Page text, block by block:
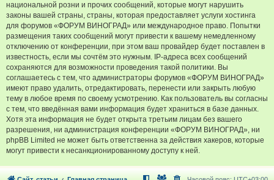
национальной розни и прочих сообщений, которые могут нарушить
законы вашей страны, страны, которая предоставляет услуги хостинга
для форумов «ФОРУМ ВИНОГРАД» или международное право. Попытки
размещения таких сообщений могут привести к вашему немедленному
отключению от конференции, при этом ваш провайдер будет поставлен в
известность, если мы сочтём это нужным. IP-адреса всех сообщений
сохраняются для возможности проведения такой политики. Вы
соглашаетесь с тем, что администраторы форумов «ФОРУМ ВИНОГРАД»
имеют право удалить, отредактировать, перенести или закрыть любую
тему в любое время по своему усмотрению. Как пользователь вы согласны
с тем, что введённая вами информация будет храниться в базе данных.
Хотя эта информация не будет открыта третьим лицам без вашего
разрешения, ни администрация конференции «ФОРУМ ВИНОГРАД», ни
phpBB Limited не может быть ответственна за действия хакеров, которые
могут привести к несанкционированному доступу к ней.